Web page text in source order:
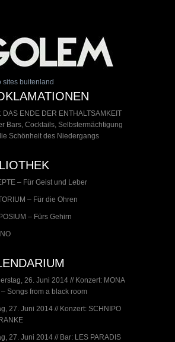
sites buitenland
DAS ENDE DER ENTHALTSAMKEIT
Bars, Cocktails, Selbstermächtigung
Schönheit des Niedergangs
– Für Geist und Leber
– Für die Ohren
– Fürs Gehirn
26. Juni 2014 // Konzert: MONA
– Songs from a black room
27. Juni 2014 // Konzert: SCHNIPO
27. Juni 2014 // Bar: LES PARADIS